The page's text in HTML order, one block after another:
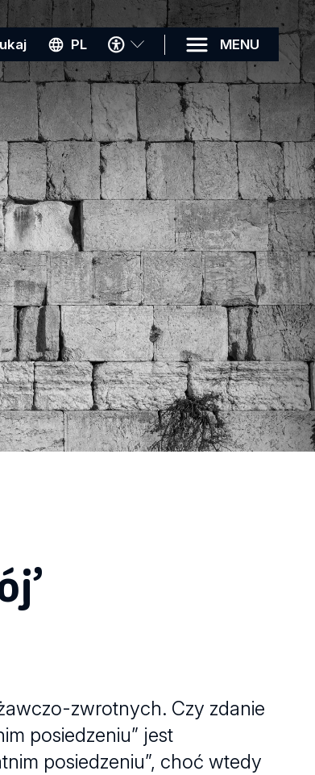
PL
MENU
DOSTĘPNOŚCI
MENU
zwrotnych. Czy zdanie
posiedzeniu” jest
posiedzeniu”, choć wtedy